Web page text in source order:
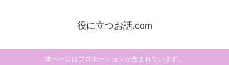
役に立つお話.com
本ページはプロモーションが含まれています。